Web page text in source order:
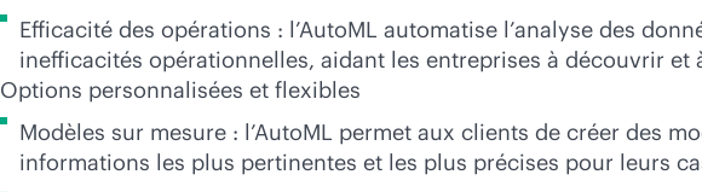
Efficacité des opérations : l’AutoML automatise l’analyse des
inefficacités opérationnelles, aidant les entreprises à découvrir et
Options personnalisées et flexibles
Modèles sur mesure : l’AutoML permet aux clients de créer des
informations les plus pertinentes et les plus précises pour leurs